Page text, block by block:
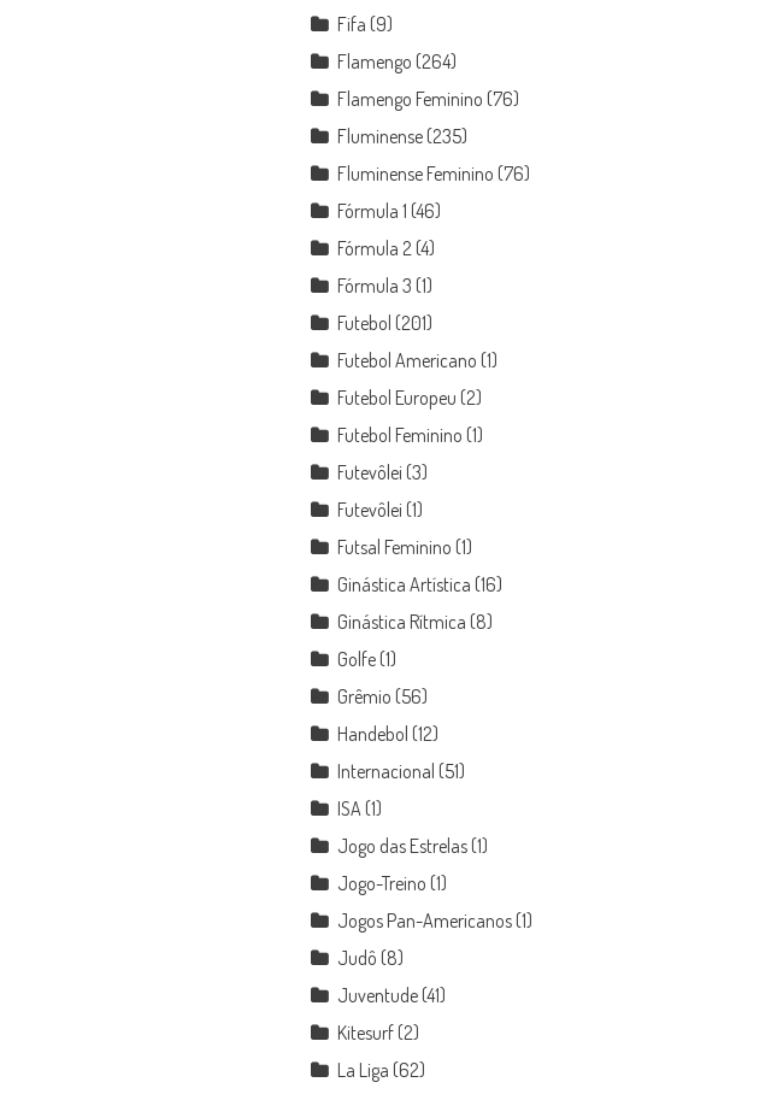
Fifa (9)
Flamengo (264)
Flamengo Feminino (76)
Fluminense (235)
Fluminense Feminino (76)
Fórmula 1 (46)
Fórmula 2 (4)
Fórmula 3 (1)
Futebol (201)
Futebol Americano (1)
Futebol Europeu (2)
Futebol Feminino (1)
Futevôlei (3)
Futevôlei (1)
Futsal Feminino (1)
Ginástica Artística (16)
Ginástica Rítmica (8)
Golfe (1)
Grêmio (56)
Handebol (12)
Internacional (51)
ISA (1)
Jogo das Estrelas (1)
Jogo-Treino (1)
Jogos Pan-Americanos (1)
Judô (8)
Juventude (41)
Kitesurf (2)
La Liga (62)